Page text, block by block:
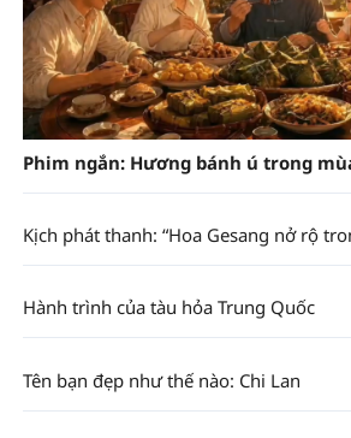
Phim ngắn: Hương bánh ú trong
Kịch phát thanh: “Hoa Gesang nở rộ
Hành trình của tàu hỏa Trung Quốc
Tên bạn đẹp như thế nào: Chi Lan